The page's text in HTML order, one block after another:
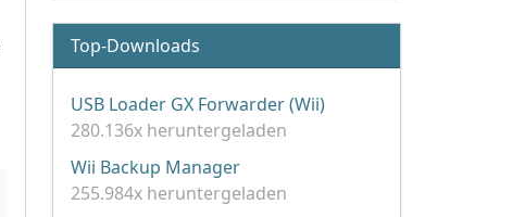
Top-Downloads
USB Loader GX Forwarder (Wii)
280.136x heruntergeladen
Wii Backup Manager
255.984x heruntergeladen